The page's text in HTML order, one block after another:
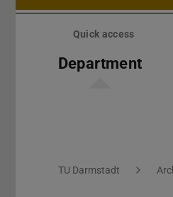
Skip
Quick access
Department
You are here:
TU Darmstadt